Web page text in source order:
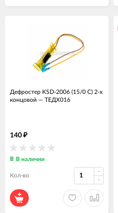
Дефростер KSD-2006 (15/0 С) 2-х
концовой — ТЕДХ016
140 ₽
В наличии
Кол-во